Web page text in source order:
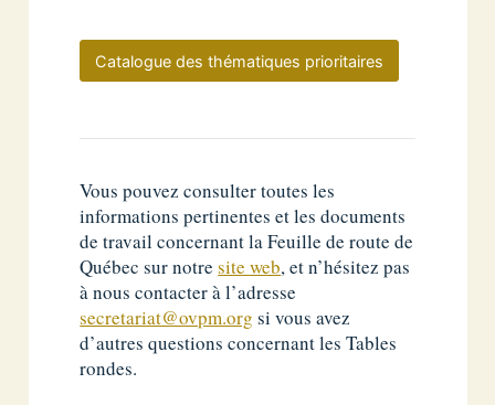
Catalogue des thématiques prioritaires
Vous pouvez consulter toutes les
informations pertinentes et les documents
de travail concernant la Feuille de route de
Québec sur notresite web, et n’hésitez pas
à nous contacter à l’adresse
secretariat@ovpm.org si vous avez
d’autres questions concernant les Tables
rondes.